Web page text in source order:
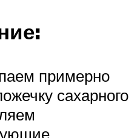
примерно
сахарного